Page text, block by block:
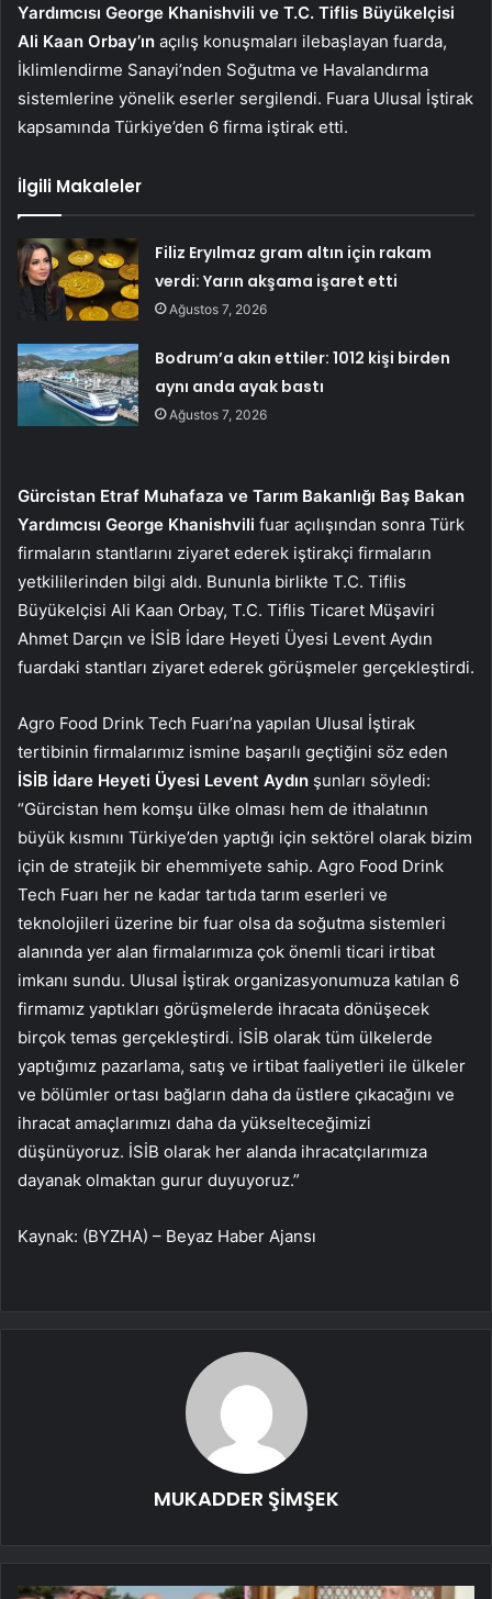
Yardımcısı George Khanishvili ve T.C. Tiflis Büyükelçisi
Ali Kaan Orbay’ın açılış konuşmaları ilebaşlayan fuarda,
İklimlendirme Sanayi’nden Soğutma ve Havalandırma
sistemlerine yönelik eserler sergilendi. Fuara Ulusal İştirak
kapsamında Türkiye’den 6 firma iştirak etti.
İlgili Makaleler
Filiz Eryılmaz gram altın için rakam
verdi: Yarın akşama işaret etti
Ağustos 7, 2026
Bodrum’a akın ettiler: 1012 kişi birden
aynı anda ayak bastı
Ağustos 7, 2026
Gürcistan Etraf Muhafaza ve Tarım Bakanlığı Baş Bakan
Yardımcısı George Khanishvili fuar açılışından sonra Türk
firmaların stantlarını ziyaret ederek iştirakçi firmaların
yetkililerinden bilgi aldı. Bununla birlikte T.C. Tiflis
Büyükelçisi Ali Kaan Orbay, T.C. Tiflis Ticaret Müşaviri
Ahmet Darçın ve İSİB İdare Heyeti Üyesi Levent Aydın
fuardaki stantları ziyaret ederek görüşmeler gerçekleştirdi.
Agro Food Drink Tech Fuarı’na yapılan Ulusal İştirak
tertibinin firmalarımız ismine başarılı geçtiğini söz eden
İSİB İdare Heyeti Üyesi Levent Aydın şunları söyledi:
“Gürcistan hem komşu ülke olması hem de ithalatının
büyük kısmını Türkiye’den yaptığı için sektörel olarak bizim
için de stratejik bir ehemmiyete sahip. Agro Food Drink
Tech Fuarı her ne kadar tartıda tarım eserleri ve
teknolojileri üzerine bir fuar olsa da soğutma sistemleri
alanında yer alan firmalarımıza çok önemli ticari irtibat
imkanı sundu. Ulusal İştirak organizasyonumuza katılan 6
firmamız yaptıkları görüşmelerde ihracata dönüşecek
birçok temas gerçekleştirdi. İSİB olarak tüm ülkelerde
yaptığımız pazarlama, satış ve irtibat faaliyetleri ile ülkeler
ve bölümler ortası bağların daha da üstlere çıkacağını ve
ihracat amaçlarımızı daha da yükselteceğimizi
düşünüyoruz. İSİB olarak her alanda ihracatçılarımıza
dayanak olmaktan gurur duyuyoruz.”
Kaynak: (BYZHA) – Beyaz Haber Ajansı
MUKADDER ŞİMŞEK